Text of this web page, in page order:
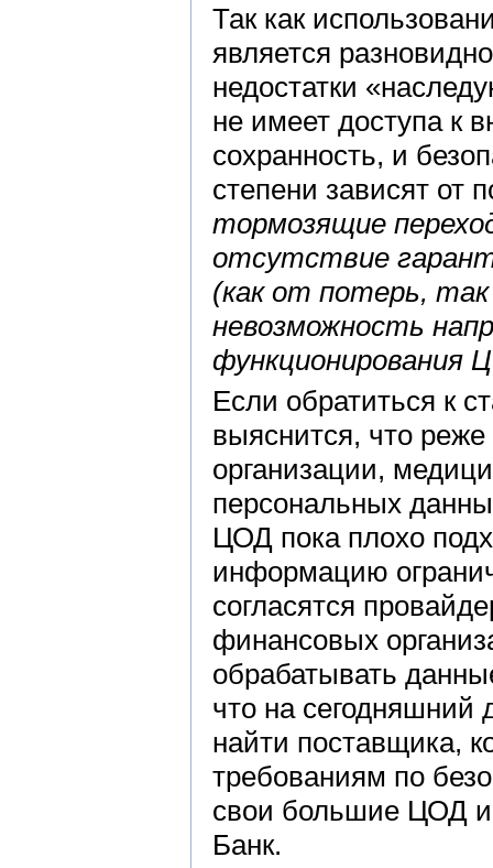
Так как
является
недостатки
не имеет доступа к
сохранность, и
степени зависят от
тормозящие
отсутствие
(как от потерь,
невозможность
функционирования
Если обратиться к
выяснится, что
организации,
персональных
ЦОД пока плохо
информацию
согласятся
финансовых
обрабатывать
что на сегодняшний
найти поставщика,
требованиям по
свои большие ЦОД
Банк.